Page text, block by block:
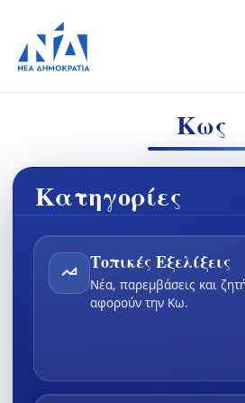
content
Κως
Κατηγορίες
Τοπικές Εξελίξεις
Νέα, παρεμβάσεις και
αφορούν την Κω.